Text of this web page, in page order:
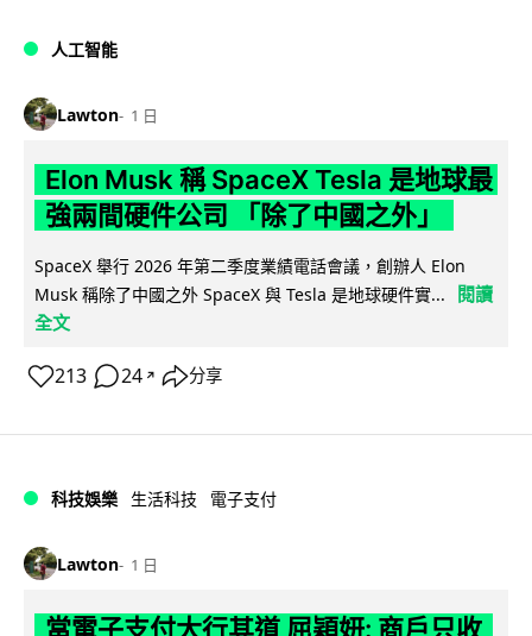
人工智能
Lawton 1 日
Elon Musk 稱 SpaceX Tesla 是地球最
強兩間硬件公司 「除了中國之外」
SpaceX 舉行 2026 年第二季度業績電話會議，創辦人 Elon
Musk 稱除了中國之外 SpaceX 與 Tesla 是地球硬件實...
閱讀
全文
213 24 ↗ 分享
科技娛樂 生活科技 電子支付
Lawton 1 日
當電子支付大行其道 屈穎妍: 商戶只收